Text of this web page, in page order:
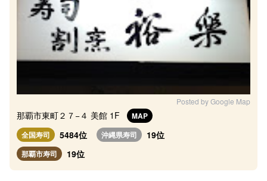
Posted by Google Map
那覇市東町２７−４ 美館 1F
MAP
全国寿司
5484位 沖縄県寿司 19位
那覇市寿司 19位